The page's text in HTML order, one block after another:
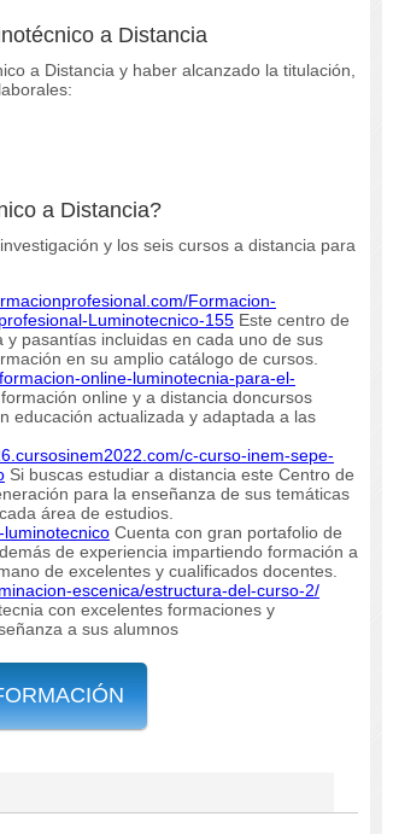
a Distancia
a Distancia y haber alcanzado la titulación,
a Distancia?
y los seis cursos a distancia para
Formacion-
Luminotecnico-155 Este centro de
pasantías incluidas en cada uno de sus
en su amplio catálogo de cursos.
online-luminotecnia-para-el-
online y a distancia doncursos
educación actualizada y adaptada a las
c-curso-inem-sepe-
Si buscas estudiar a distancia este Centro de
para la enseñanza de sus temáticas
área de estudios.
Cuenta con gran portafolio de
de experiencia impartiendo formación a
de excelentes y cualificados docentes.
escenica/estructura-del-curso-2/
con excelentes formaciones y
a sus alumnos